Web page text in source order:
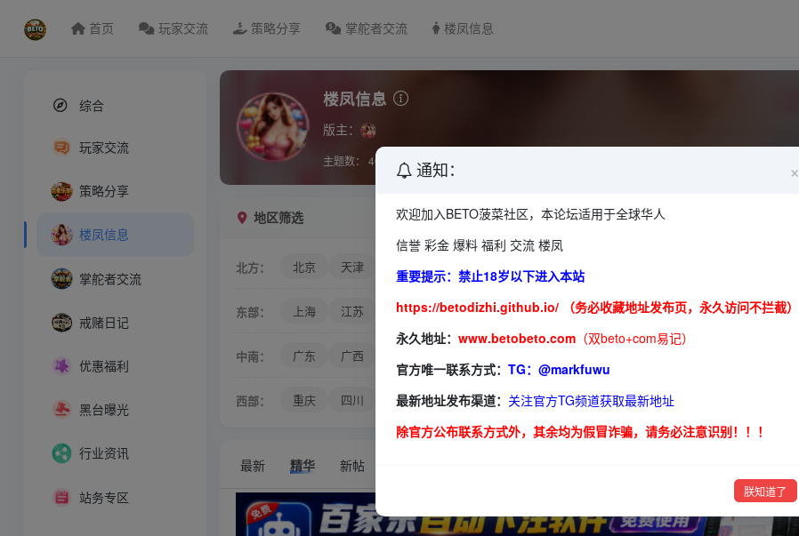
首页 玩家交流 策略分享 掌舵者交流 楼凤信息
综合
玩家交流
策略分享
楼凤信息
掌舵者交流
戒赌日记
优惠福利
黑台曝光
行业资讯
站务专区
楼凤信息
版主：
主题数： 40393 今日贴子：
地区筛选
北方： 北京 天津 河北 山西 内蒙古 辽宁
东部： 上海 江苏 浙江 安徽 福建 江西 山东
中南： 广东 广西
西部： 重庆 四川 贵州 云南 西藏 陕西 甘肃 青海
最新 精华 新帖
通知： ×
欢迎加入BETO菠菜社区，本论坛适用于全球华人
信誉 彩金 爆料 福利 交流 楼凤
重要提示：禁止18岁以下进入本站
https://betodizhi.github.io/ （务必收藏地址发布页，永久访问不拦截）
永久地址： www.betobeto.com（双beto+com易记）
官方唯一联系方式： TG：@markfuwu
最新地址发布渠道： 关注官方TG频道获取最新地址
除官方公布联系方式外，其余均为假冒诈骗，请务必注意识别！！！
朕知道了